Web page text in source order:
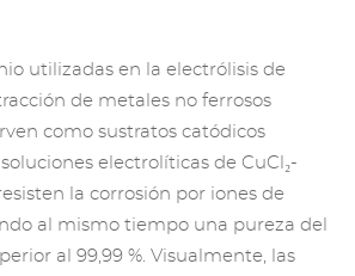
utilizadas en la electrólisis de
de metales no ferrosos
como sustratos catódicos
electrolíticas de CuCl₂-
la corrosión por iones de
al mismo tiempo una pureza del
al 99,99 %. Visualmente, las